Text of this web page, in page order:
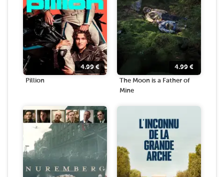
4.99€
Pillion
4.99 €
The Moon is a Father of
Mine